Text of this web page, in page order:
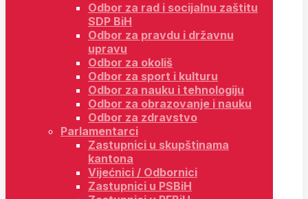
Odbor za rad i socijalnu zaštitu
SDP BiH
Odbor za pravdu i državnu
upravu
Odbor za okoliš
Odbor za sport i kulturu
Odbor za nauku i tehnologiju
Odbor za obrazovanje i nauku
Odbor za zdravstvo
Parlamentarci
Zastupnici u skupštinama
kantona
Vijećnici / Odbornici
Zastupnici u PSBiH